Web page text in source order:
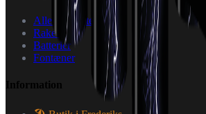
Alle produkter
Raketter
Batterier
Fontæner
Information